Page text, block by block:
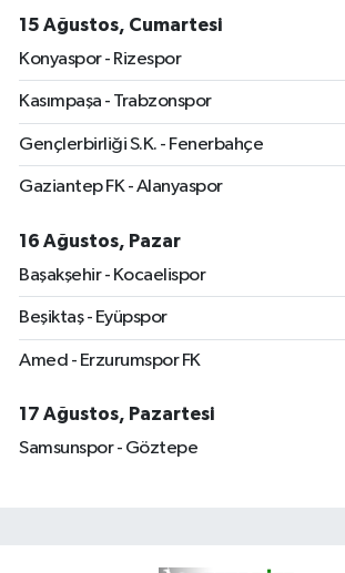
15 Ağustos, Cumartesi
Konyaspor - Rizespor
Kasımpaşa - Trabzonspor
Gençlerbirliği S.K. - Fenerbahçe
Gaziantep FK - Alanyaspor
16 Ağustos, Pazar
Başakşehir - Kocaelispor
Beşiktaş - Eyüpspor
Amed - Erzurumspor FK
17 Ağustos, Pazartesi
Samsunspor - Göztepe